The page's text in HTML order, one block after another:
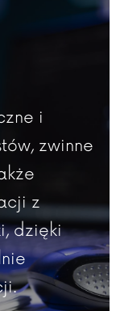
i
zwinne
z
dzięki